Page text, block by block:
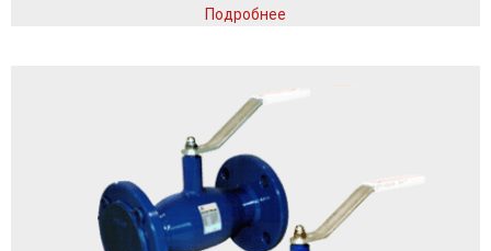
Подробнее